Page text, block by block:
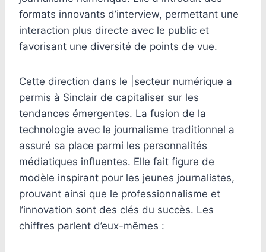
formats innovants d’interview, permettant une
interaction plus directe avec le public et
favorisant une diversité de points de vue.
Cette direction dans le |secteur numérique a
permis à Sinclair de capitaliser sur les
tendances émergentes. La fusion de la
technologie avec le journalisme traditionnel a
assuré sa place parmi les personnalités
médiatiques influentes. Elle fait figure de
modèle inspirant pour les jeunes journalistes,
prouvant ainsi que le professionnalisme et
l’innovation sont des clés du succès. Les
chiffres parlent d’eux-mêmes :